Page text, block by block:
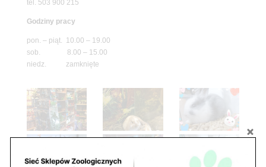
tel. 503 900 215
Godziny pracy
pon. – piąt. 10.00 – 19.00
sob. 8.00 – 15.00
niedz. zamknięte